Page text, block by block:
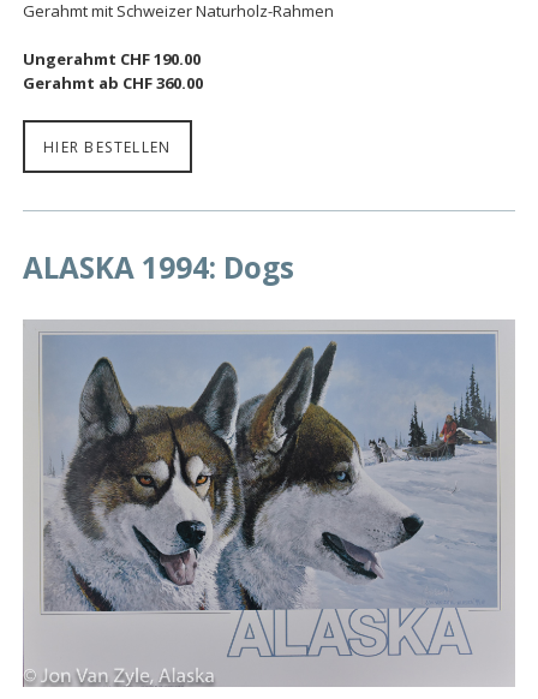
Gerahmt mit Schweizer Naturholz-Rahmen
Ungerahmt CHF 190.00
Gerahmt ab CHF 360.00
HIER BESTELLEN
ALASKA 1994: Dogs